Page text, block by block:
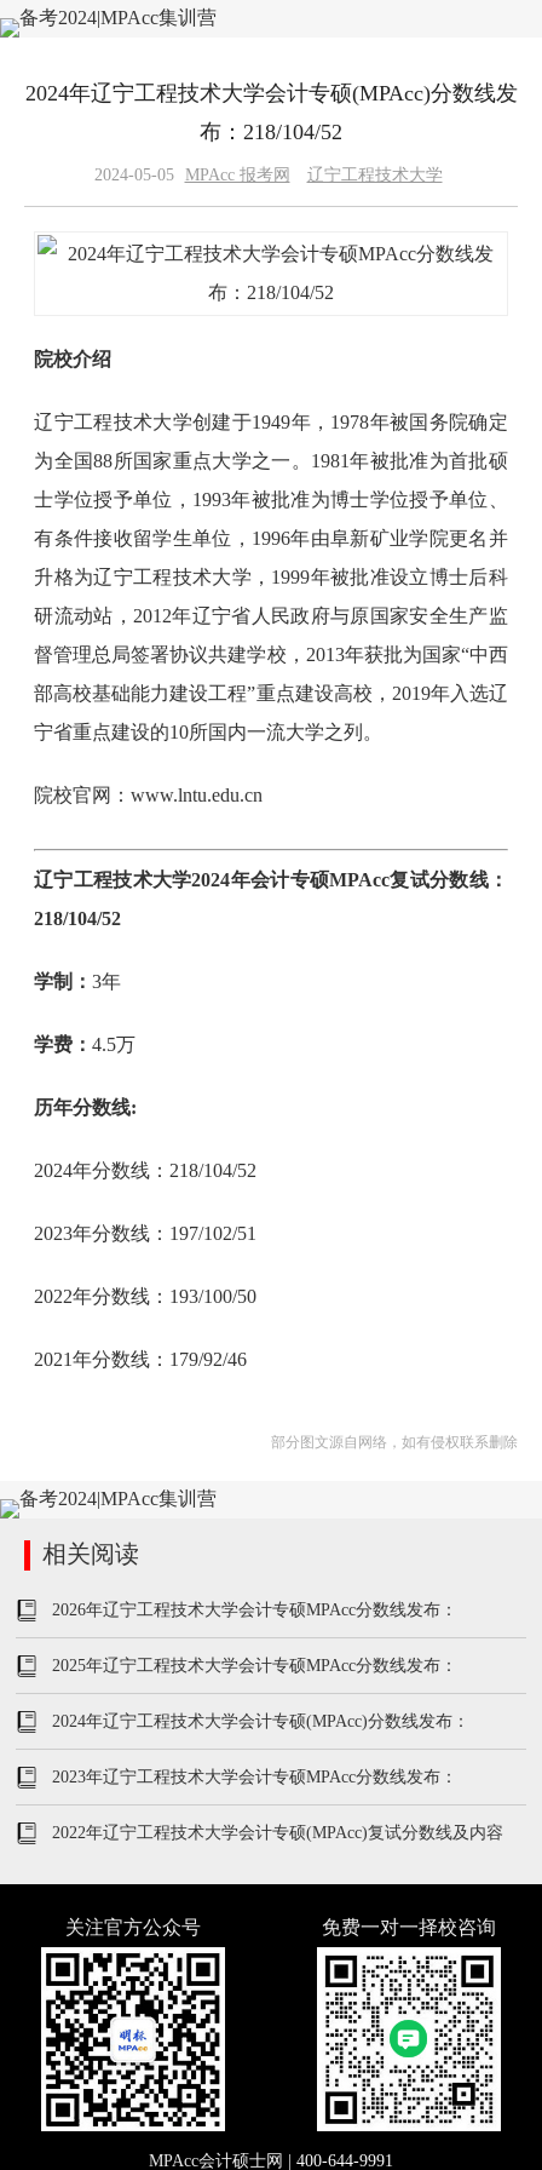
2024年辽宁工程技术大学会计专硕(MPAcc)分数线发
布：218/104/52
2024-05-05 MPAcc 报考网 辽宁工程技术大学
院校介绍
辽宁工程技术大学创建于1949年，1978年被国务院确定
为全国88所国家重点大学之一。1981年被批准为首批硕
士学位授予单位，1993年被批准为博士学位授予单位、
有条件接收留学生单位，1996年由阜新矿业学院更名并
升格为辽宁工程技术大学，1999年被批准设立博士后科
研流动站，2012年辽宁省人民政府与原国家安全生产监
督管理总局签署协议共建学校，2013年获批为国家“中西
部高校基础能力建设工程”重点建设高校，2019年入选辽
宁省重点建设的10所国内一流大学之列。
院校官网：www.lntu.edu.cn
辽宁工程技术大学2024年会计专硕MPAcc复试分数线：
218/104/52
学制：3年
学费：4.5万
历年分数线:
2024年分数线：218/104/52
2023年分数线：197/102/51
2022年分数线：193/100/50
2021年分数线：179/92/46
部分图文源自网络，如有侵权联系删除
相关阅读
2026年辽宁工程技术大学会计专硕MPAcc分数线发布：
199/102/51
2025年辽宁工程技术大学会计专硕MPAcc分数线发布：
194/96/48
2024年辽宁工程技术大学会计专硕(MPAcc)分数线发布：
218/104/52
2023年辽宁工程技术大学会计专硕MPAcc分数线发布：
197/102/51
2022年辽宁工程技术大学会计专硕(MPAcc)复试分数线及内容
关注官方公众号 免费一对一择校咨询
MPAcc会计硕士网 | 400-644-9991